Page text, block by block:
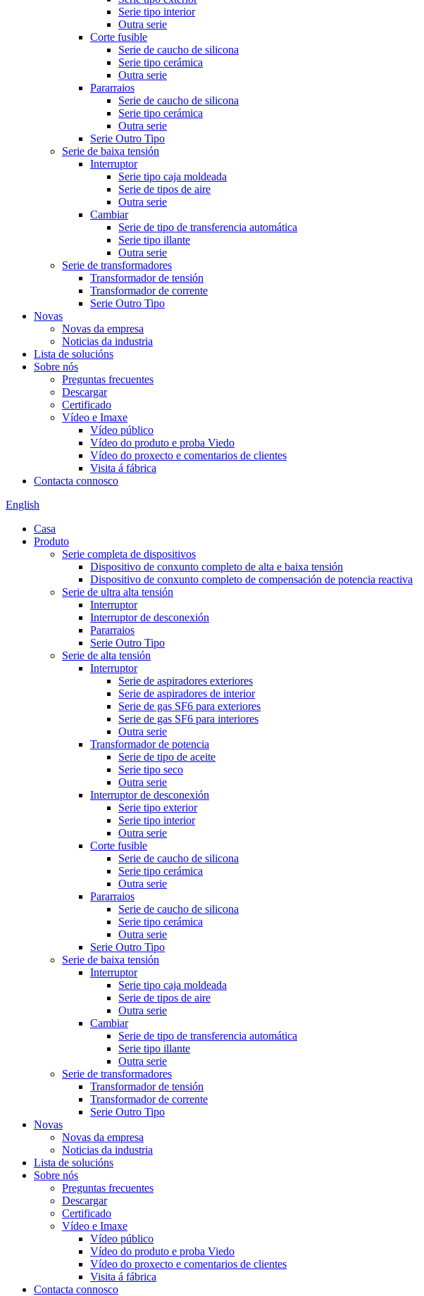
Serie tipo interior
Outra serie
Corte fusible
Serie de caucho de silicona
Serie tipo cerámica
Outra serie
Pararraios
Serie de caucho de silicona
Serie tipo cerámica
Outra serie
Serie Outro Tipo
Serie de baixa tensión
Interruptor
Serie tipo caja moldeada
Serie de tipos de aire
Outra serie
Cambiar
Serie de tipo de transferencia automática
Serie tipo illante
Outra serie
Serie de transformadores
Transformador de tensión
Transformador de corrente
Serie Outro Tipo
Novas
Novas da empresa
Noticias da industria
Lista de solucións
Sobre nós
Preguntas frecuentes
Descargar
Certificado
Vídeo e Imaxe
Vídeo público
Vídeo do produto e proba Viedo
Vídeo do proxecto e comentarios de clientes
Visita á fábrica
Contacta connosco
English
Casa
Produto
Serie completa de dispositivos
Dispositivo de conxunto completo de alta e baixa tensión
Dispositivo de conxunto completo de compensación de potencia reactiva
Serie de ultra alta tensión
Interruptor
Interruptor de desconexión
Pararraios
Serie Outro Tipo
Serie de alta tensión
Interruptor
Serie de aspiradores exteriores
Serie de aspiradores de interior
Serie de gas SF6 para exteriores
Serie de gas SF6 para interiores
Outra serie
Transformador de potencia
Serie de tipo de aceite
Serie tipo seco
Outra serie
Interruptor de desconexión
Serie tipo exterior
Serie tipo interior
Outra serie
Corte fusible
Serie de caucho de silicona
Serie tipo cerámica
Outra serie
Pararraios
Serie de caucho de silicona
Serie tipo cerámica
Outra serie
Serie Outro Tipo
Serie de baixa tensión
Interruptor
Serie tipo caja moldeada
Serie de tipos de aire
Outra serie
Cambiar
Serie de tipo de transferencia automática
Serie tipo illante
Outra serie
Serie de transformadores
Transformador de tensión
Transformador de corrente
Serie Outro Tipo
Novas
Novas da empresa
Noticias da industria
Lista de solucións
Sobre nós
Preguntas frecuentes
Descargar
Certificado
Vídeo e Imaxe
Vídeo público
Vídeo do produto e proba Viedo
Vídeo do proxecto e comentarios de clientes
Visita á fábrica
Contacta connosco